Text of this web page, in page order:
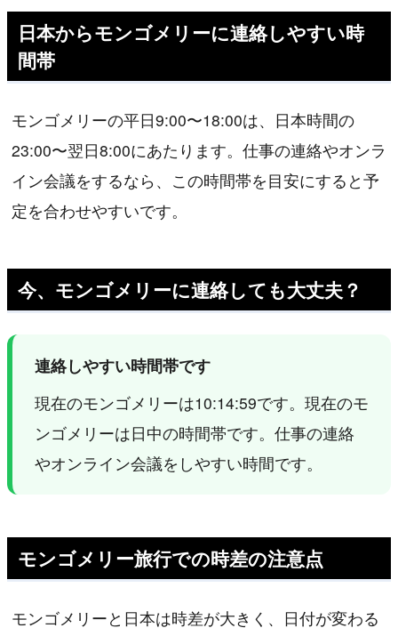
日本からモンゴメリーに連絡しやすい時
間帯
モンゴメリーの平日9:00〜18:00は、日本時間の
23:00〜翌日8:00にあたります。仕事の連絡やオンラ
イン会議をするなら、この時間帯を目安にすると予
定を合わせやすいです。
今、モンゴメリーに連絡しても大丈夫？
連絡しやすい時間帯です
現在のモンゴメリーは10:14:59です。現在のモ
ンゴメリーは日中の時間帯です。仕事の連絡
やオンライン会議をしやすい時間です。
モンゴメリー旅行での時差の注意点
モンゴメリーと日本は時差が大きく、日付が変わる